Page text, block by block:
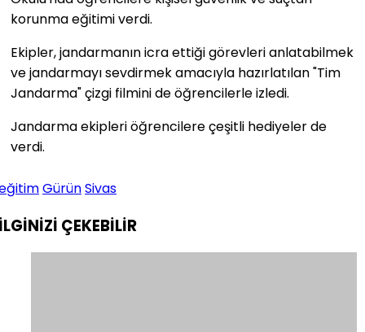
korunma eğitimi verdi.
Ekipler, jandarmanın icra ettiği görevleri anlatabilmek
ve jandarmayı sevdirmek amacıyla hazırlatılan "Tim
Jandarma" çizgi filmini de öğrencilerle izledi.
Jandarma ekipleri öğrencilere çeşitli hediyeler de
verdi.
GürünSivas
ÇEKEBİLİR